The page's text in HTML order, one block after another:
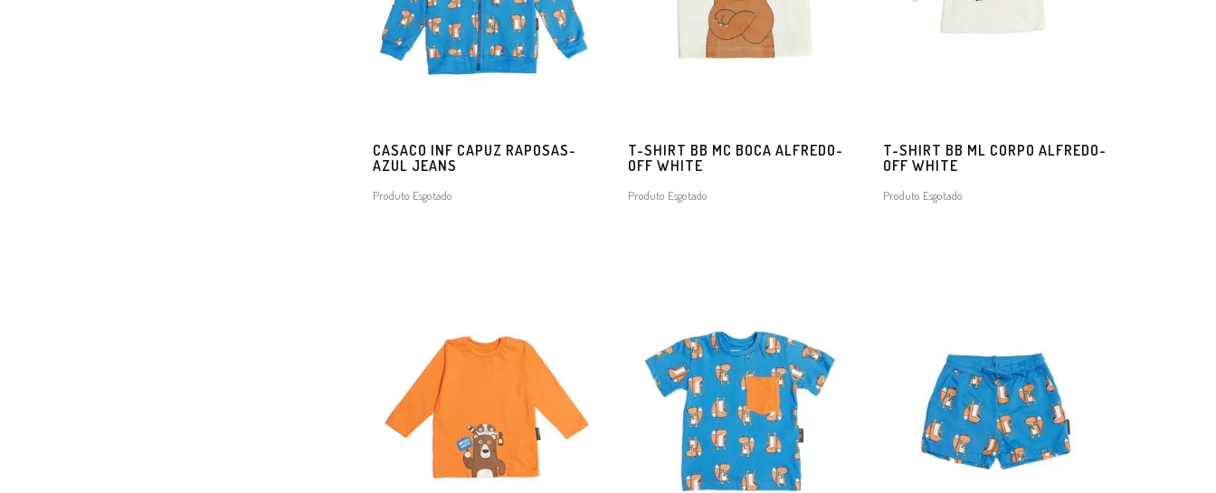
CASACO INF CAPUZ RAPOSAS-
AZUL JEANS
Produto Esgotado
T-SHIRT BB MC BOCA ALFREDO-
OFF WHITE
Produto Esgotado
T-SHIRT BB ML CORPO ALFREDO-
OFF WHITE
Produto Esgotado